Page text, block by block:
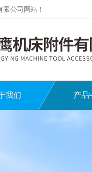
公司网站！
我们 产品